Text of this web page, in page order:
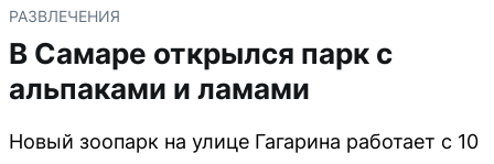
РАЗВЛЕЧЕНИЯ
В Самаре открылся парк с
альпаками и ламами
Новый зоопарк на улице Гагарина работает с 10